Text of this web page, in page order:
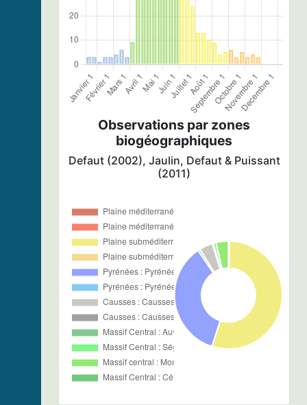
Observations par zones
biogéographiques
Defaut (2002), Jaulin, Defaut & Puissant
(2011)